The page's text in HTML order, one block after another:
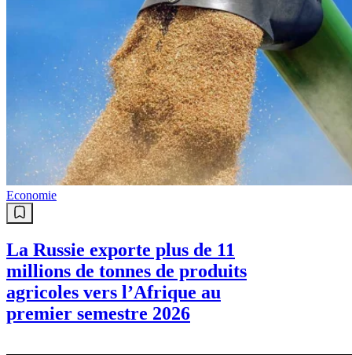
Economie
La Russie exporte plus de 11
millions de tonnes de produits
agricoles vers l’Afrique au
premier semestre 2026